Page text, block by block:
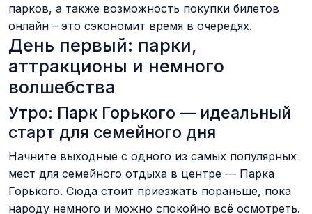
парков, а также возможность покупки билетов
онлайн – это сэкономит время в очередях.
День первый: парки,
аттракционы и немного
волшебства
Утро: Парк Горького — идеальный
старт для семейного дня
Начните выходные с одного из самых популярных
мест для семейного отдыха в центре — Парка
Горького. Сюда стоит приезжать пораньше, пока
народу немного и можно спокойно всё осмотреть.